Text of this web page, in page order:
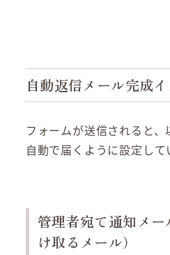
自動返信メール完成
フォームが送信されると
自動で届くように設定して
管理者宛て通知メ
け取るメール）